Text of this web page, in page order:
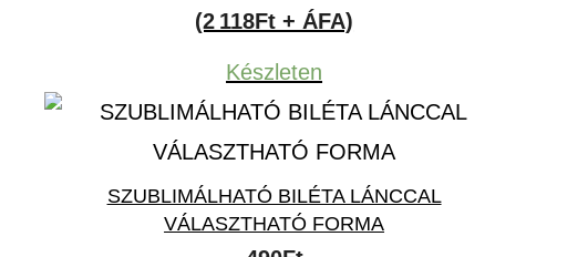
(2 118Ft + ÁFA)
Készleten
SZUBLIMÁLHATÓ BILÉTA LÁNCCAL
VÁLASZTHATÓ FORMA